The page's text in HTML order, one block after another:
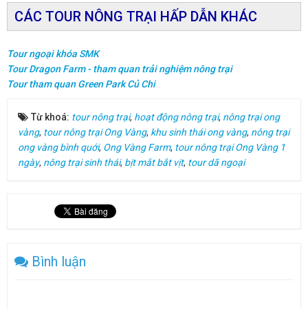
CÁC TOUR NÔNG TRẠI HẤP DẪN KHÁC
Tour ngoại khóa SMK
Tour Dragon Farm - tham quan trải nghiệm nông trại
Tour tham quan Green Park Củ Chi
Từ khoá: tour nông trại, hoạt động nông trại, nông trại ong
vàng, tour nông trại Ong Vàng, khu sinh thái ong vàng, nông trại
ong vàng bình quới, Ong Vàng Farm, tour nông trại Ong Vàng 1
ngày, nông trại sinh thái, bịt mắt bắt vịt, tour dã ngoại
Bình luận